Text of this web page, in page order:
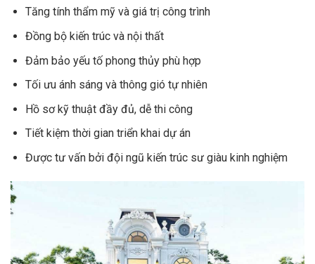
Tăng tính thẩm mỹ và giá trị công trình
Đồng bộ kiến trúc và nội thất
Đảm bảo yếu tố phong thủy phù hợp
Tối ưu ánh sáng và thông gió tự nhiên
Hồ sơ kỹ thuật đầy đủ, dễ thi công
Tiết kiệm thời gian triển khai dự án
Được tư vấn bởi đội ngũ kiến trúc sư giàu kinh nghiệm